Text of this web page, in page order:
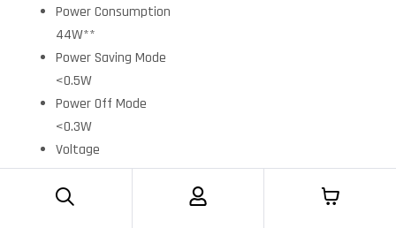
Power Consumption
44W**
Power Saving Mode
<0.5W
Power Off Mode
<0.3W
Voltage
AC 100-240V ~ 50/60Hz
Tilt(angle)